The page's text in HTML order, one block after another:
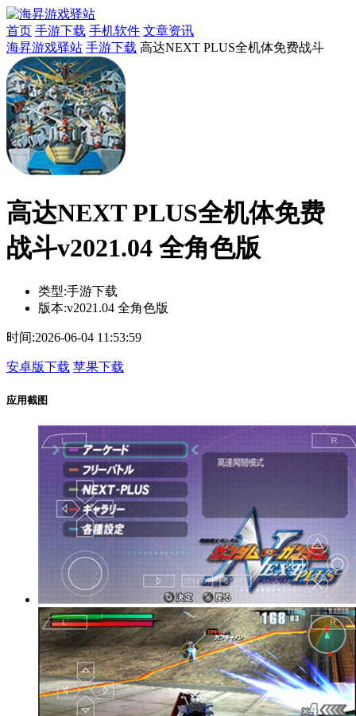
首页 手游下载 手机软件 文章资讯
海昇游戏驿站 手游下载 高达NEXT PLUS全机体免费战斗
高达NEXT PLUS全机体免费
战斗v2021.04 全角色版
类型:手游下载
版本:v2021.04 全角色版
时间:2026-06-04 11:53:59
安卓版下载 苹果下载
应用截图